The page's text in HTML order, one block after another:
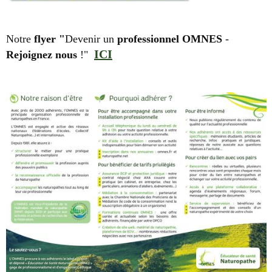
Notre flyer "Devenir un professionnel OMNES -
Rejoignez nous !" ICI